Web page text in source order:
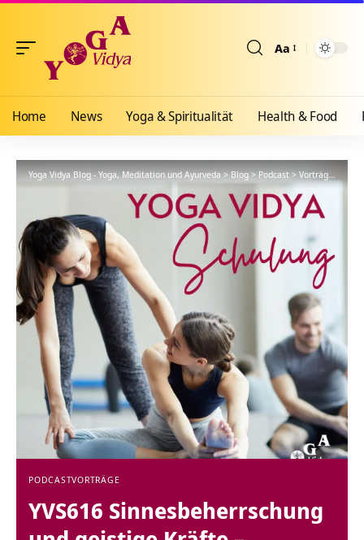
Aa
Home News Yoga & Spiritualität Health & Food
Yoga Vidya Blog - Yoga, Meditation und Ayurveda>Blog>Podcast>Vorträge >
PODCASTVORTRÄGE
YVS616 Sinnesbeherrschung